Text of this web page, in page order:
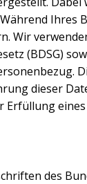
Ihres
(BDSG)
dieser
Erfüllung
des